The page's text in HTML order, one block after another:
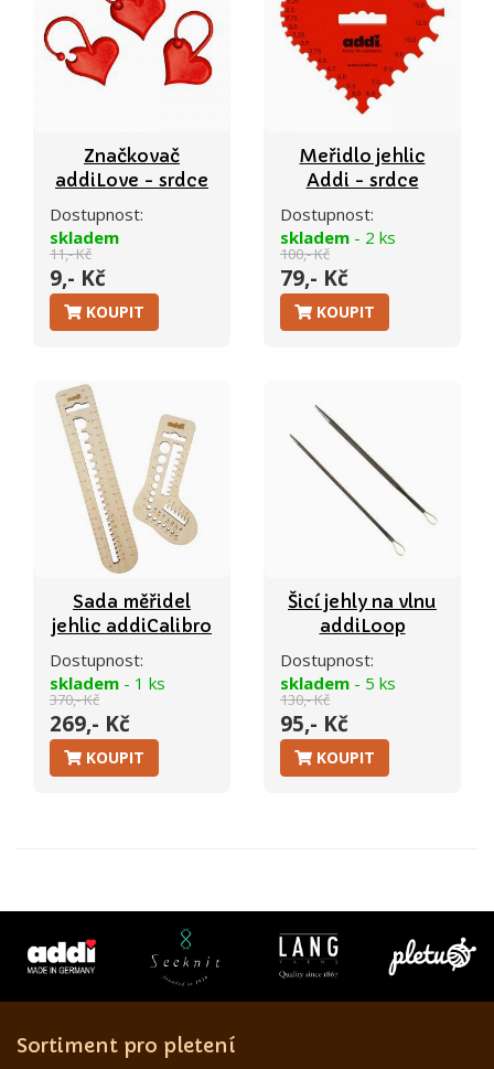
Značkovač
addiLove - srdce
Dostupnost:
skladem
11,- Kč
9,- Kč
KOUPIT
Meřidlo jehlic
Addi - srdce
Dostupnost:
skladem - 2 ks
100,- Kč
79,- Kč
KOUPIT
Sada měřidel
jehlic addiCalibro
Dostupnost:
skladem - 1 ks
370,- Kč
269,- Kč
KOUPIT
Šicí jehly na vlnu
addiLoop
Dostupnost:
skladem - 5 ks
130,- Kč
95,- Kč
KOUPIT
Sortiment pro pletení